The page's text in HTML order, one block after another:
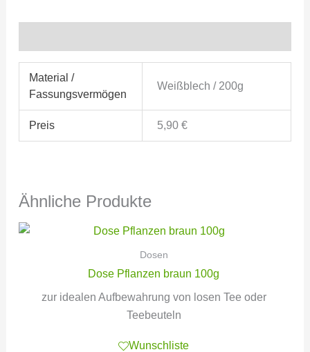
Material /
Fassungsvermögen
Weißblech / 200g
Preis 5,90 €
Ähnliche Produkte
Dosen
Dose Pflanzen braun 100g
zur idealen Aufbewahrung von losen Tee oder
Teebeuteln
Wunschliste